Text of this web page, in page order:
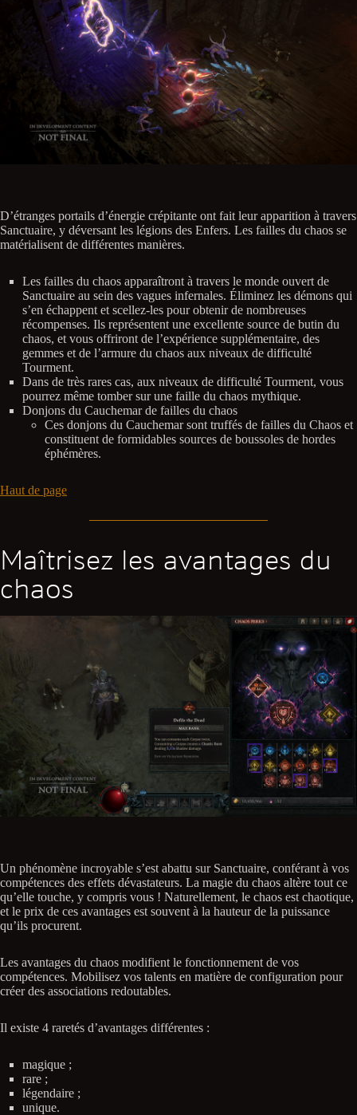
D’étranges portails d’énergie crépitante ont fait leur apparition à travers
Sanctuaire, y déversant les légions des Enfers. Les failles du chaos se
matérialisent de différentes manières.
Les failles du chaos apparaîtront à travers le monde ouvert de
Sanctuaire au sein des vagues infernales. Éliminez les démons qui
s’en échappent et scellez-les pour obtenir de nombreuses
récompenses. Ils représentent une excellente source de butin du
chaos, et vous offriront de l’expérience supplémentaire, des
gemmes et de l’armure du chaos aux niveaux de difficulté
Tourment.
Dans de très rares cas, aux niveaux de difficulté Tourment, vous
pourrez même tomber sur une faille du chaos mythique.
Donjons du Cauchemar de failles du chaos
Ces donjons du Cauchemar sont truffés de failles du Chaos et
constituent de formidables sources de boussoles de hordes
éphémères.
Haut de page
Maîtrisez les avantages du
chaos
Un phénomène incroyable s’est abattu sur Sanctuaire, conférant à vos
compétences des effets dévastateurs. La magie du chaos altère tout ce
qu’elle touche, y compris vous ! Naturellement, le chaos est chaotique,
et le prix de ces avantages est souvent à la hauteur de la puissance
qu’ils procurent.
Les avantages du chaos modifient le fonctionnement de vos
compétences. Mobilisez vos talents en matière de configuration pour
créer des associations redoutables.
Il existe 4 raretés d’avantages différentes :
magique ;
rare ;
légendaire ;
unique.